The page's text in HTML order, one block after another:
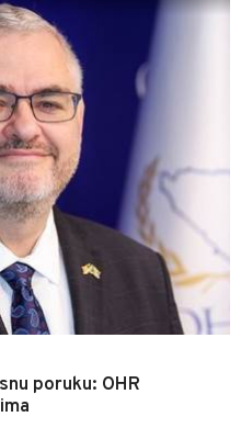
poruku: OHR